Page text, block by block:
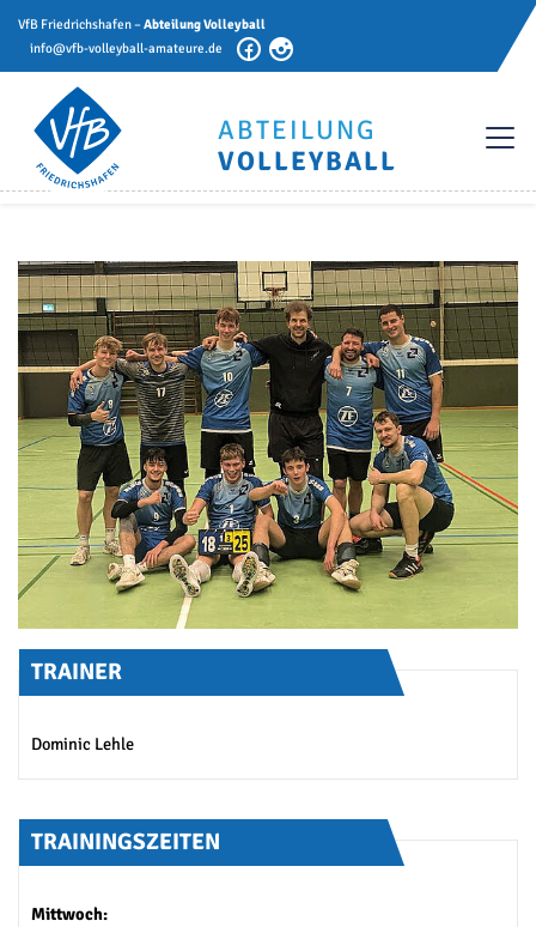
VfB Friedrichshafen –Abteilung Volleyball
info@vfb-volleyball-amateure.de
ABTEILUNG
VOLLEYBALL
TRAINER
Dominic Lehle
TRAININGSZEITEN
Mittwoch: